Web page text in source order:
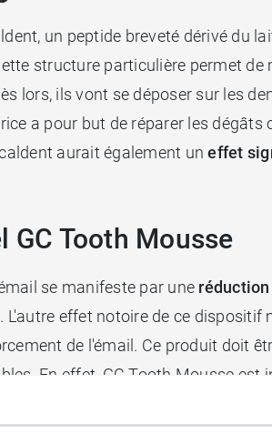
un peptide breveté dérivé du
structure particulière permet
lors, ils vont se déposer sur les
a pour but de réparer les
aurait également uneffet
Tooth Mousse
se manifeste par une
effet notoire de ce
de l'émail. Ce produit doit
En effet, GC Tooth Mousse est
l'hypominéralisation.*